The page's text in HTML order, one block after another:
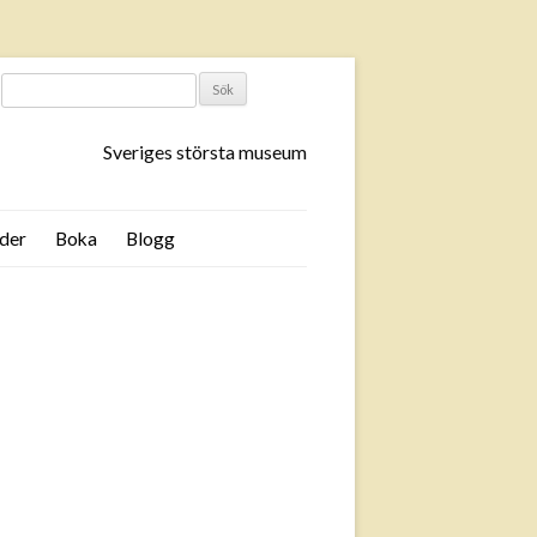
SÖK
Sveriges största museum
Boka Blogg